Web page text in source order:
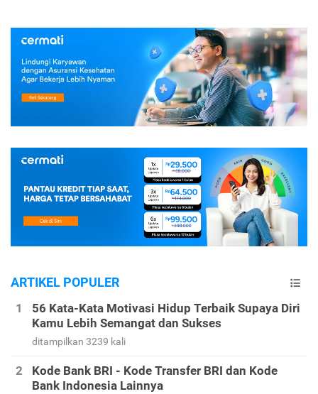
ARTIKEL POPULER
56 Kata-Kata Motivasi Hidup Terbaik Supaya Diri
Kamu Lebih Semangat dan Sukses
ditampilkan 3239 kali
Kode Bank BRI - Kode Transfer BRI dan Kode
Bank Indonesia Lainnya